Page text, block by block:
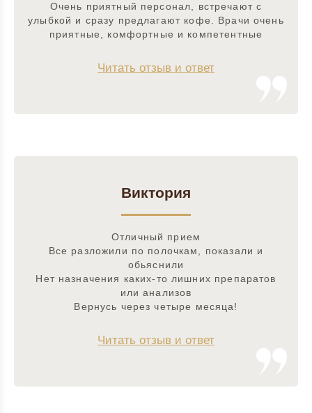
Очень приятный персонал, встречают с
улыбкой и сразу предлагают кофе. Врачи очень
приятные, комфортные и компетентные
Читать отзыв и ответ
Виктория
Отличный прием
Все разложили по полочкам, показали и
обьяснили
Нет назначения каких-то лишних препаратов
или анализов
Вернусь через четыре месяца!
Читать отзыв и ответ